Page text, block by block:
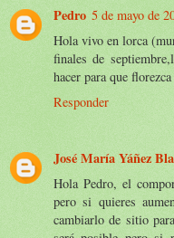
Pedro 5 de mayo de
Hola vivo en lorca
finales de
hacer para que
Responder
José María Yáñez
Hola Pedro, el
pero si quieres
cambiarlo de sitio